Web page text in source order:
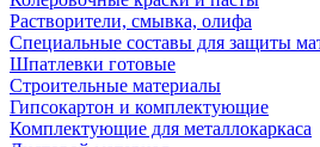
Растворители, смывка, олифа
Специальные составы для защиты
Шпатлевки готовые
Строительные материалы
Гипсокартон и комплектующие
Комплектующие для металлокаркаса